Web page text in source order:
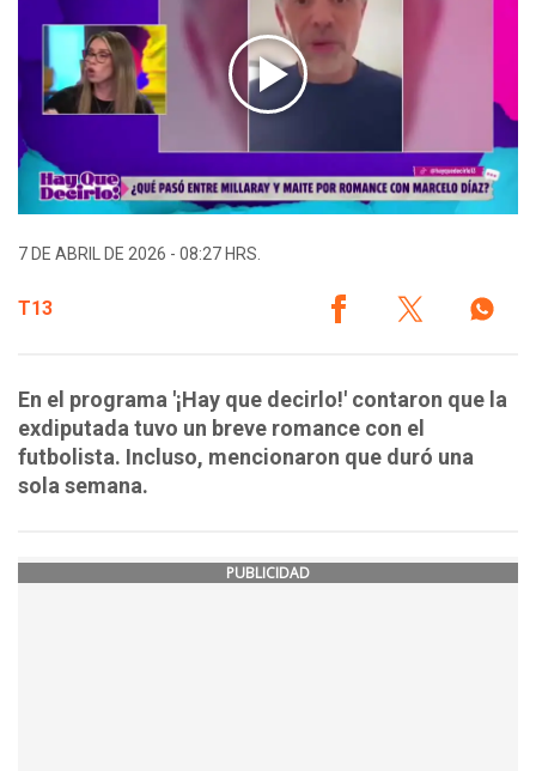
7 DE ABRIL DE 2026 - 08:27 HRS.
T13
En el programa '¡Hay que decirlo!' contaron que la
exdiputada tuvo un breve romance con el
futbolista. Incluso, mencionaron que duró una
sola semana.
PUBLICIDAD